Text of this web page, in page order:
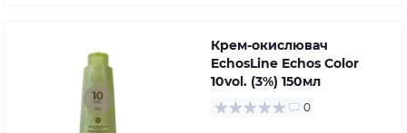
Крем-окислювач
EchosLine Echos Color
10vol. (3%) 150мл
0